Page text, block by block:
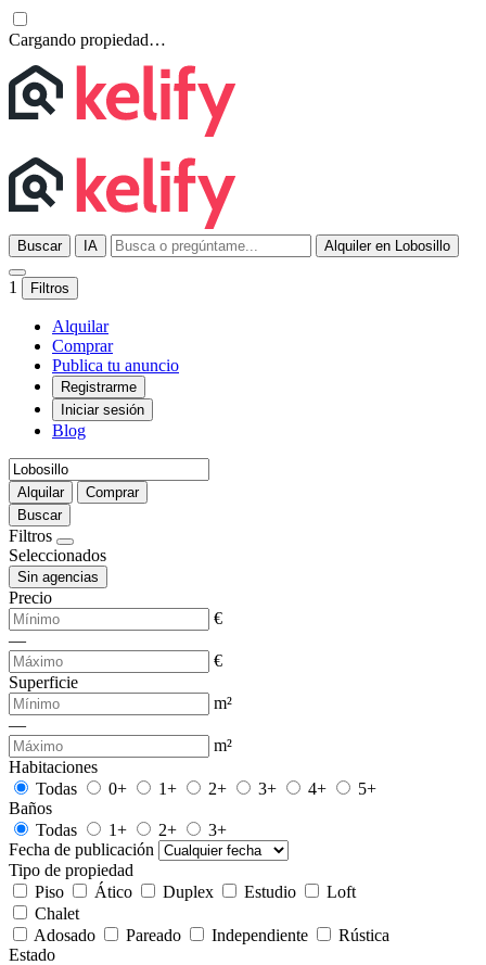
Cargando propiedad…
Buscar IA Alquiler en Lobosillo
1 Filtros
Alquilar
Comprar
Publica tu anuncio
Registrarme
Iniciar sesión
Blog
Alquilar
Comprar
Buscar
Filtros
Seleccionados
Sin agencias
Precio
€
—
€
Superficie
m²
—
m²
Habitaciones
Todas
0+ 1+ 2+ 3+ 4+
5+
Baños
Todas
1+ 2+
3+
Fecha de publicación
Tipo de propiedad
Piso
Ático Duplex Estudio
Loft
Chalet
Adosado
Pareado Independiente
Rústica
Estado